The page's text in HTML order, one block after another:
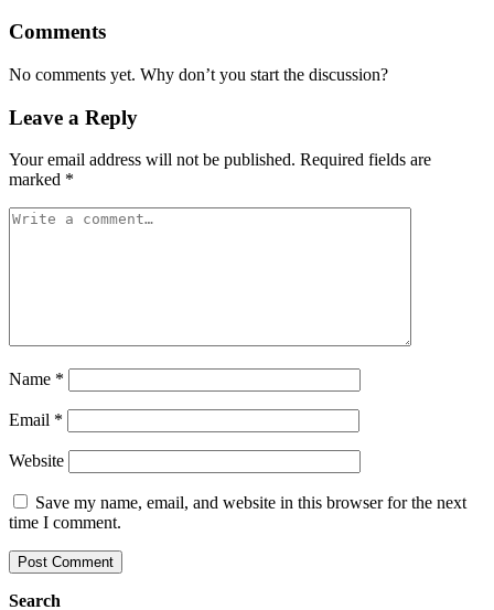
Comments
No comments yet. Why don’t you start the discussion?
Leave a Reply
Your email address will not be published. Required fields are
marked *
Name *
Email *
Website
Save my name, email, and website in this browser for the next
time I comment.
Search